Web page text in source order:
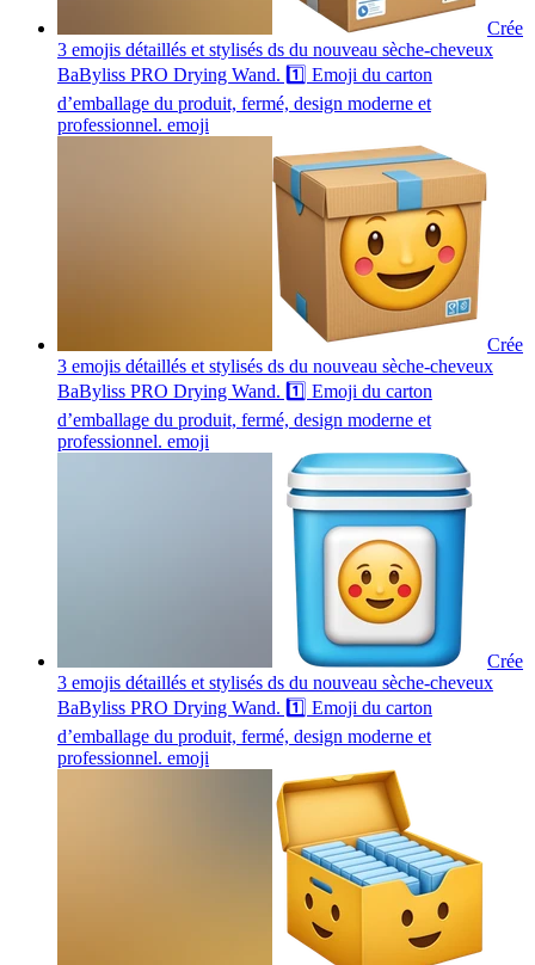
Crée
3 emojis détaillés et stylisés ds du nouveau sèche-cheveux
BaByliss PRO Drying Wand. 1️⃣ Emoji du carton
d’emballage du produit, fermé, design moderne et
professionnel. emoji
Crée
3 emojis détaillés et stylisés ds du nouveau sèche-cheveux
BaByliss PRO Drying Wand. 1️⃣ Emoji du carton
d’emballage du produit, fermé, design moderne et
professionnel. emoji
Crée
3 emojis détaillés et stylisés ds du nouveau sèche-cheveux
BaByliss PRO Drying Wand. 1️⃣ Emoji du carton
d’emballage du produit, fermé, design moderne et
professionnel. emoji